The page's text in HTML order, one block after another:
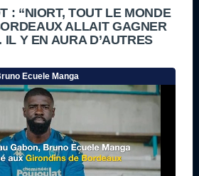
: “NIORT, TOUT LE MONDE
ALLAIT GAGNER
IL Y EN AURA D’AUTRES